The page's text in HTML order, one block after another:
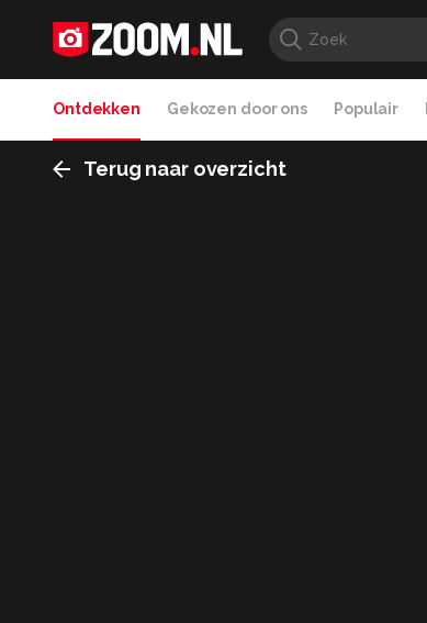
Ontdekken Gekozen door ons Populair
Terug naar overzicht